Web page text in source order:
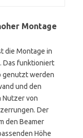
Montage
die Montage in
Das funktioniert
genutzt werden
und den
Nutzer von
Der
den Beamer
Höhe